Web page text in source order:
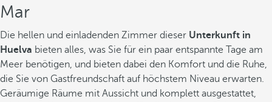
Mar
Die hellen und einladenden Zimmer dieser Unterkunft in
Huelva bieten alles, was Sie für ein paar entspannte Tage am
Meer benötigen, und bieten dabei den Komfort und die Ruhe,
die Sie von Gastfreundschaft auf höchstem Niveau erwarten.
Geräumige Räume mit Aussicht und komplett ausgestattet,